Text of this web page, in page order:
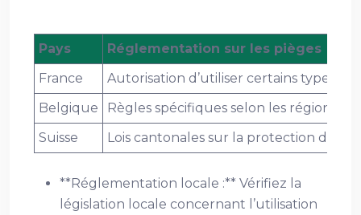
Pays
Réglementation sur les pièges
France
Autorisation d’utiliser certains types de
Belgique
Règles spécifiques selon les régions.
Suisse
Lois cantonales sur la protection des
**Réglementation locale :** Vérifiez la
législation locale concernant l’utilisation